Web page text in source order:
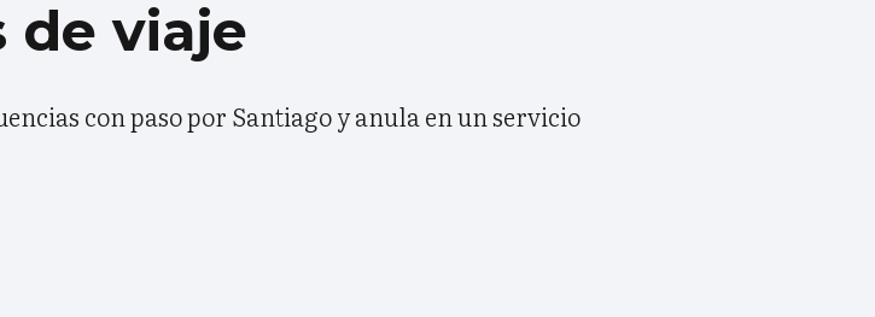
de viaje
con paso por Santiago y anula en un servicio